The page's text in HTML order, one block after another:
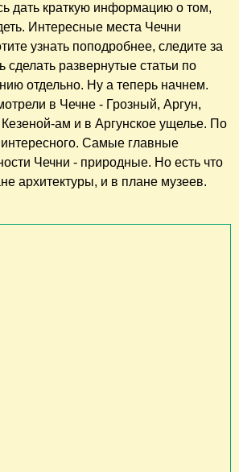
дать краткую информацию о том,
Интересные места Чечни
узнать поподробнее, следите за
сделать развернутые статьи по
отдельно. Ну а теперь начнем.
в Чечне - Грозный, Аргун,
ам и в Аргунское ущелье. По
Самые главные
Чечни - природные. Но есть что
архитектуры, и в плане музеев.